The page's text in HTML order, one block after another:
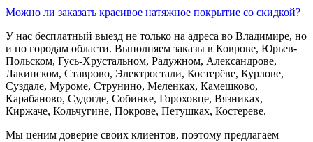
Можно ли заказать красивое натяжное покрытие со скидкой?
У нас бесплатный выезд не только на адреса во Владимире, но
и по городам области. Выполняем заказы в Коврове, Юрьев-
Польском, Гусь-Хрустальном, Радужном, Александрове,
Лакинском, Ставрово, Электростали, Костерёве, Курлове,
Суздале, Муроме, Струнино, Меленках, Камешково,
Карабаново, Судогде, Собинке, Гороховце, Вязниках,
Киржаче, Кольчугине, Покрове, Петушках, Костереве.
Мы ценим доверие своих клиентов, поэтому предлагаем